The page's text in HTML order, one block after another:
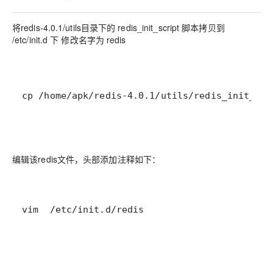
将redis-4.0.1/utils目录下的 redis_init_script 脚本拷贝到
/etc/init.d 下 修改名字为 redis
cp /home/apk/redis-4.0.1/utils/
编辑该redis文件，头部添加注释如下：
vim  /etc/init.d/redis